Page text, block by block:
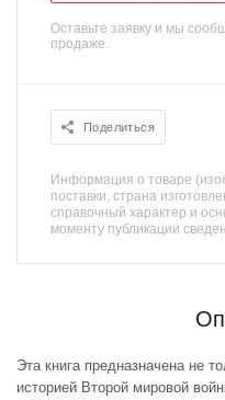
Оставьте заявку и мы
продаже.
Поделиться
Информация о товаре
поставки, страна
справочный характер и
моменту публикации
Эта книга предназначена не
историей Второй мировой